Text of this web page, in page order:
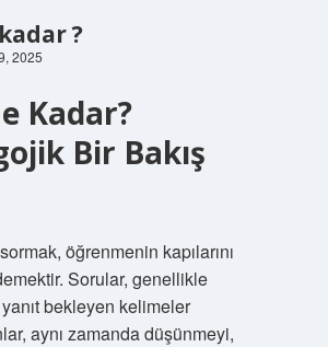
?
2025
Kadar?
Bir Bakış
öğrenmenin kapılarını
Sorular, genellikle
bekleyen kelimeler
aynı zamanda düşünmeyi,